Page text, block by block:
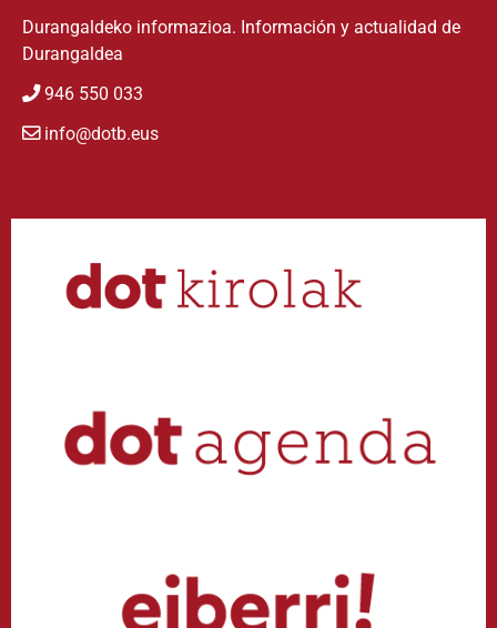
Durangaldeko informazioa. Información y actualidad de
Durangaldea
946 550 033
info@dotb.eus